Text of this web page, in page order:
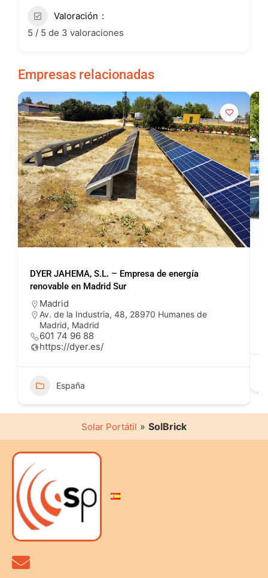
Valoración
5 / 5 de 3 valoraciones
Empresas relacionadas
DYER JAHEMA, S.L. – Empresa de energía
renovable en Madrid Sur
Madrid
Av. de la Industria, 48, 28970 Humanes de
Madrid, Madrid
601 74 96 88
https://dyer.es/
España
Solar Portátil » SolBrick